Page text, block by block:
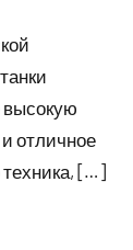
высокую
отличное
техника, […]